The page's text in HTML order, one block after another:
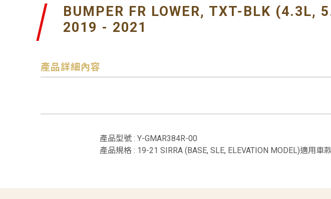
BUMPER FR LOWER, TXT-BLK (4.3L,
2019 - 2021
產品詳細內容
產品型號 : Y-GMAR384R-00
產品規格 : 19-21 SIRRA (BASE, SLE, ELEVATION MODEL)適用車